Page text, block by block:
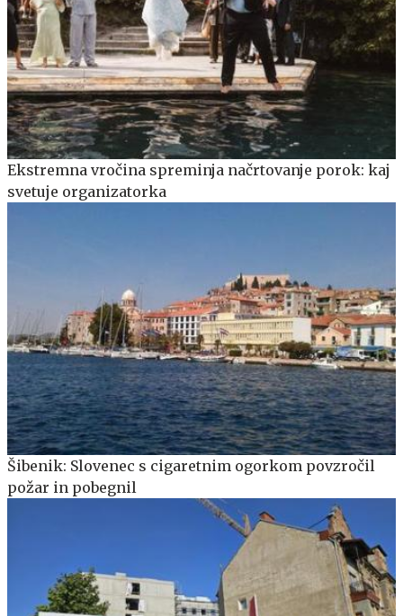
Ekstremna vročina spreminja načrtovanje porok: kaj
svetuje organizatorka
Šibenik: Slovenec s cigaretnim ogorkom povzročil
požar in pobegnil